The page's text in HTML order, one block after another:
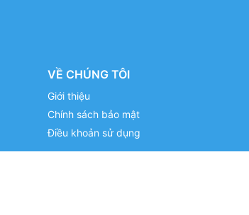
VỀ CHÚNG TÔI
Giới thiệu
Chính sách bảo mật
Điều khoản sử dụng